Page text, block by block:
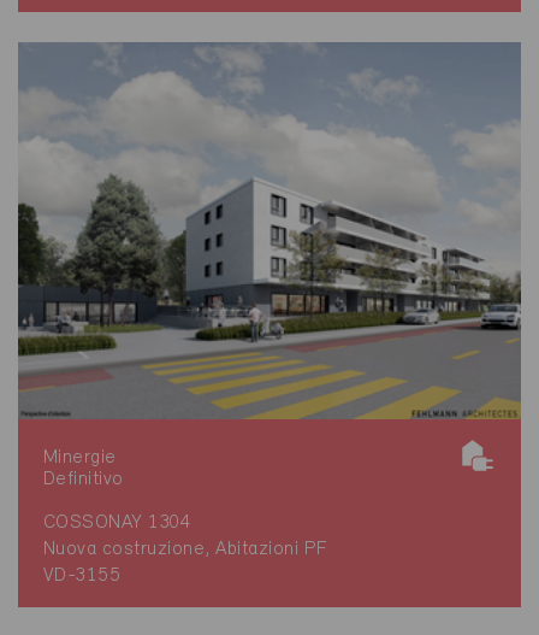
Minergie
Definitivo
COSSONAY 1304
Nuova costruzione, Abitazioni PF
VD-3155